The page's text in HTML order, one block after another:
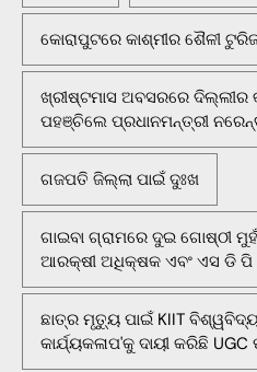
କୋରାପୁଟରେ କାଶ୍ମୀର ଶୈଳୀ
ଖ୍ରୀଷ୍ଟମାସ ଅବସରରେ ଦିଲ୍ଲୀର
ପହଞ୍ଚିଲେ ପ୍ରଧାନମନ୍ତ୍ରୀ
ଗଜପତି ଜିଲ୍ଲା ପାଇଁ ଦୁଃଖ
ଗାଇବା ଗ୍ରାମରେ ଦୁଇ ଗୋଷ୍ଠୀ
ଆରକ୍ଷୀ ଅଧିକ୍ଷକ ଏବଂ ଏସ ଡି ପି
ଛାତ୍ର ମୃତ୍ୟୁ ପାଇଁ KIIT
କାର୍ଯ୍ୟକଳାପ'କୁ ଦାୟୀ କରିଛି